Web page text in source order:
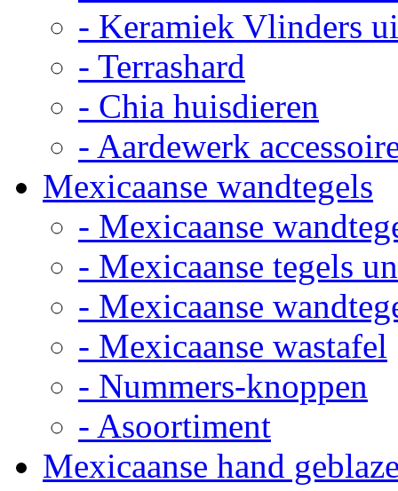
- Keramiek Vlinders
- Terrashard
- Chia huisdieren
- Aardewerk
Mexicaanse wandtegels
- Mexicaanse
- Mexicaanse tegels
- Mexicaanse
- Mexicaanse wastafel
- Nummers-knoppen
- Asoortiment
Mexicaanse hand